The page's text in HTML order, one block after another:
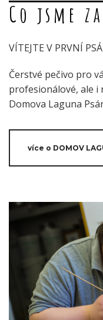
Co jsme
VÍTEJTE V PRVNÍ
Čerstvé pečivo pro
profesionálové, ale i
Domova Laguna
více o DOMOV